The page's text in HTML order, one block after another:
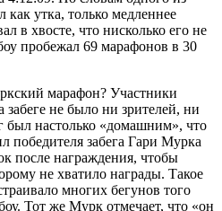
утка, только медленнее
в хвосте, что нисколько его не
пробежал 69 марафонов в 30
марафон? Участники
не было ни зрителей, ни
был настолько «домашним», что
победителя забега Гари Мурка
после награждения, чтобы
не хватило награды. Такое
многих бегунов того
Тот же Мурк отмечает, что «он